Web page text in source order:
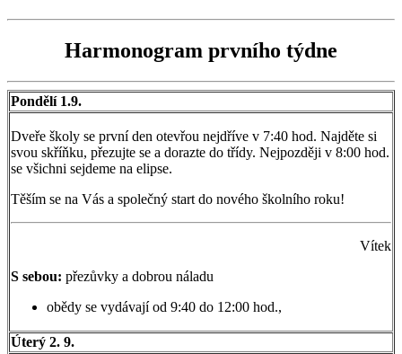
Harmonogram prvního týdne
Pondělí 1.9.
Dveře školy se první den otevřou nejdříve v 7:40 hod. Najděte si
svou skříňku, přezujte se a dorazte do třídy. Nejpozději v 8:00 hod.
se všichni sejdeme na elipse.
Těším se na Vás a společný start do nového školního roku!
Vítek
S sebou: přezůvky a dobrou náladu
obědy se vydávají od 9:40 do 12:00 hod.,
Úterý 2. 9.